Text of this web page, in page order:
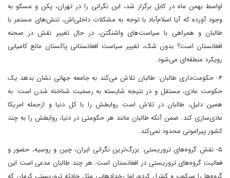
اواسط بهمن ماه در کابل برگزار شد، این نگرانی را در تهران، پکن و مسکو به
وجود آورده که آیا اسلام‌آباد با توجه به مشکلات داخلی‌اش، تنش‌های مستمر با
طالبان و همراهی با سیاست‌های واشنگتن، در حال تغییر نقش در صحنه
افغانستان است؟ بدون شک، تغییر سیاست افغانستانی پاکستان مانع کامیابی
رویکرد منطقه‌ای می‌شود.
۴- حکومت‌داری طالبان: طالبان تلاش می‌کند به جامعه جهانی نشان بدهد یک
حکومت عادی، مستقل و در نتیجه شایسته به رسمیت شناخته شدن است. به
همین دلیل، طالبان در تلاش است روابطش را با کل دنیا و ازجمله امریکا
عادی‌سازی کند. ضمن آنکه طالبان مانند هر حکومتی در دنیا، روابطش را به چند
کشور پیرامونی محدود نمی‌کند.
۵- نقش گروه‌های تروریستی: بزرگ‌ترین نگرانی ایران، چین و روسیه، حضور و
فعالیت گروه‌های تروریستی در افغانستان است. هر چند طالبان مدعی است این